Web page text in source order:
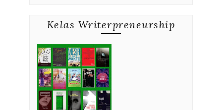
Kelas Writerpreneurship